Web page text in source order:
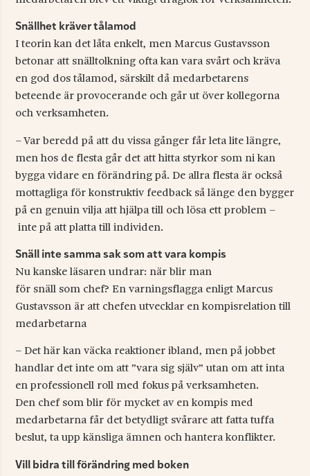
Snällhet kräver tålamod
I teorin kan det låta enkelt, men Marcus Gustavsson
betonar att snälltolkning ofta kan vara svårt och kräva
en god dos tålamod, särskilt då medarbetarens
beteende är provocerande och går ut över kollegorna
och verksamheten.
– Var beredd på att du vissa gånger får leta lite längre,
men hos de flesta går det att hitta styrkor som ni kan
bygga vidare en förändring på. De allra flesta är också
mottagliga för konstruktiv feedback så länge den bygger
på en genuin vilja att hjälpa till och lösa ett problem –
inte på att platta till individen.
Snäll inte samma sak som att vara kompis
Nu kanske läsaren undrar: när blir man
för snäll som chef? En varningsflagga enligt Marcus
Gustavsson är att chefen utvecklar en kompisrelation till
medarbetarna
– Det här kan väcka reaktioner ibland, men på jobbet
handlar det inte om att ”vara sig själv” utan om att inta
en professionell roll med fokus på verksamheten.
Den chef som blir för mycket av en kompis med
medarbetarna får det betydligt svårare att fatta tuffa
beslut, ta upp känsliga ämnen och hantera konflikter.
Vill bidra till förändring med boken